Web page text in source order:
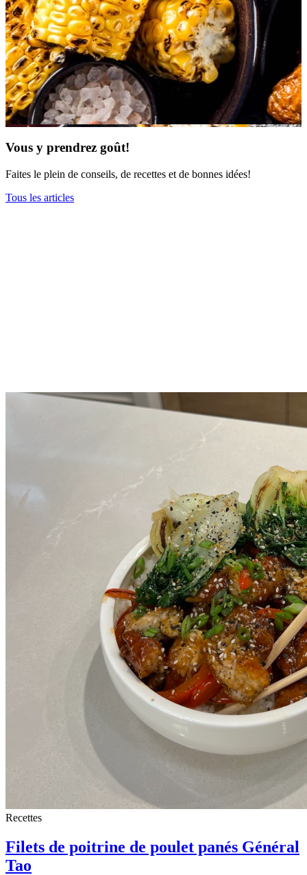
Vous y prendrez goût!
Faites le plein de conseils, de recettes et de bonnes idées!
Tous les articles
Recettes
Filets de poitrine de poulet panés Général
Tao